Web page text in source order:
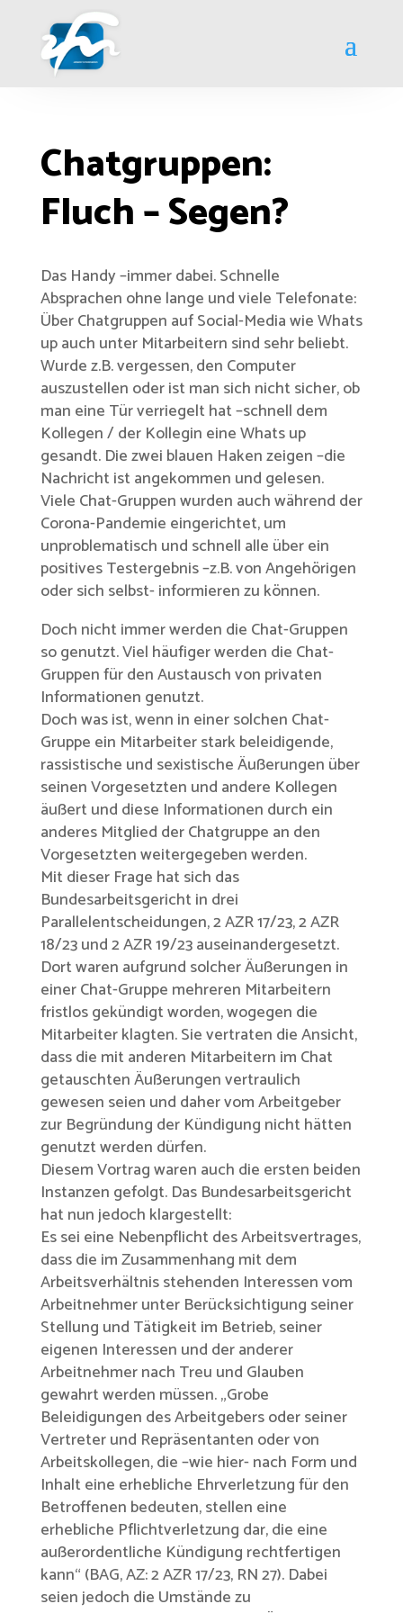
Chatgruppen:
Fluch – Segen?
Das Handy –immer dabei. Schnelle
Absprachen ohne lange und viele Telefonate:
Über Chatgruppen auf Social-Media wie Whats
up auch unter Mitarbeitern sind sehr beliebt.
Wurde z.B. vergessen, den Computer
auszustellen oder ist man sich nicht sicher, ob
man eine Tür verriegelt hat –schnell dem
Kollegen / der Kollegin eine Whats up
gesandt. Die zwei blauen Haken zeigen –die
Nachricht ist angekommen und gelesen.
Viele Chat-Gruppen wurden auch während der
Corona-Pandemie eingerichtet, um
unproblematisch und schnell alle über ein
positives Testergebnis –z.B. von Angehörigen
oder sich selbst- informieren zu können.
Doch nicht immer werden die Chat-Gruppen
so genutzt. Viel häufiger werden die Chat-
Gruppen für den Austausch von privaten
Informationen genutzt.
Doch was ist, wenn in einer solchen Chat-
Gruppe ein Mitarbeiter stark beleidigende,
rassistische und sexistische Äußerungen über
seinen Vorgesetzten und andere Kollegen
äußert und diese Informationen durch ein
anderes Mitglied der Chatgruppe an den
Vorgesetzten weitergegeben werden.
Mit dieser Frage hat sich das
Bundesarbeitsgericht in drei
Parallelentscheidungen, 2 AZR 17/23, 2 AZR
18/23 und 2 AZR 19/23 auseinandergesetzt.
Dort waren aufgrund solcher Äußerungen in
einer Chat-Gruppe mehreren Mitarbeitern
fristlos gekündigt worden, wogegen die
Mitarbeiter klagten. Sie vertraten die Ansicht,
dass die mit anderen Mitarbeitern im Chat
getauschten Äußerungen vertraulich
gewesen seien und daher vom Arbeitgeber
zur Begründung der Kündigung nicht hätten
genutzt werden dürfen.
Diesem Vortrag waren auch die ersten beiden
Instanzen gefolgt. Das Bundesarbeitsgericht
hat nun jedoch klargestellt:
Es sei eine Nebenpflicht des Arbeitsvertrages,
dass die im Zusammenhang mit dem
Arbeitsverhältnis stehenden Interessen vom
Arbeitnehmer unter Berücksichtigung seiner
Stellung und Tätigkeit im Betrieb, seiner
eigenen Interessen und der anderer
Arbeitnehmer nach Treu und Glauben
gewahrt werden müssen. „Grobe
Beleidigungen des Arbeitgebers oder seiner
Vertreter und Repräsentanten oder von
Arbeitskollegen, die –wie hier- nach Form und
Inhalt eine erhebliche Ehrverletzung für den
Betroffenen bedeuten, stellen eine
erhebliche Pflichtverletzung dar, die eine
außerordentliche Kündigung rechtfertigen
kann“ (BAG, AZ: 2 AZR 17/23, RN 27). Dabei
seien jedoch die Umstände zu